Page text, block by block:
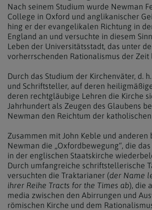
Nach seinem Studium wurde Newman
College in Oxford und anglikanischer
hing er der evangelikalen Richtung in
England an und versuchte in diesem
Leben der Universitätsstadt, das unter
vorherrschenden Rationalismus der Zeit
Durch das Studium der Kirchenväter, d.
und Schriftsteller, auf deren
deren rechtgläubige Lehren die Kirche
Jahrhundert als Zeugen des Glaubens
Newman den Reichtum der
Zusammen mit John Keble und anderen
Newman die „Oxfordbewegung“, die
in der englischen Staatskirche
Durch umfangreiche schriftstellerische
versuchten die Traktarianer (der Name
ihrer Reihe Tracts for the Times ab), die
media zwischen den Abirrungen und
römischen Kirche und dem